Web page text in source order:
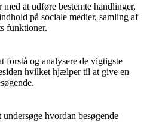
at udføre bestemte handlinger,
på sociale medier, samling af
funktioner.
forstå og analysere de vigtigste
hvilket hjælper til at give en
hvordan besøgende